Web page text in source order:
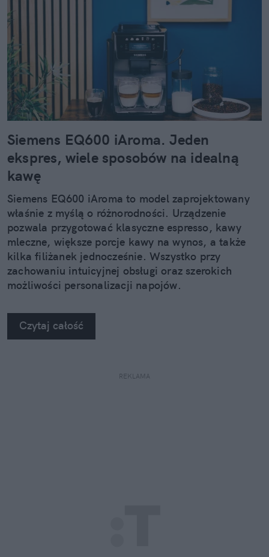
Siemens EQ600 iAroma. Jeden
ekspres, wiele sposobów na idealną
kawę
Siemens EQ600 iAroma to model zaprojektowany
właśnie z myślą o różnorodności. Urządzenie
pozwala przygotować klasyczne espresso, kawy
mleczne, większe porcje kawy na wynos, a także
kilka filiżanek jednocześnie. Wszystko przy
zachowaniu intuicyjnej obsługi oraz szerokich
możliwości personalizacji napojów.
Czytaj całość
REKLAMA